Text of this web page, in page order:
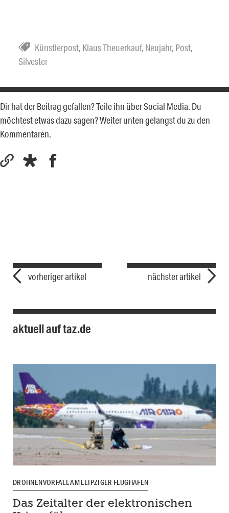
Künstlerpost, Klaus Theuerkauf, Neujahr, Post,
Silvester
Dir hat der Beitrag gefallen? Teile ihn über Social Media. Du
möchtest etwas dazu sagen? Weiter unten gelangst du zu den
Kommentaren.
vorheriger artikel nächster artikel
aktuell auf taz.de
DROHNENVORFALL AM LEIPZIGER FLUGHAFEN
Das Zeitalter der elektronischen